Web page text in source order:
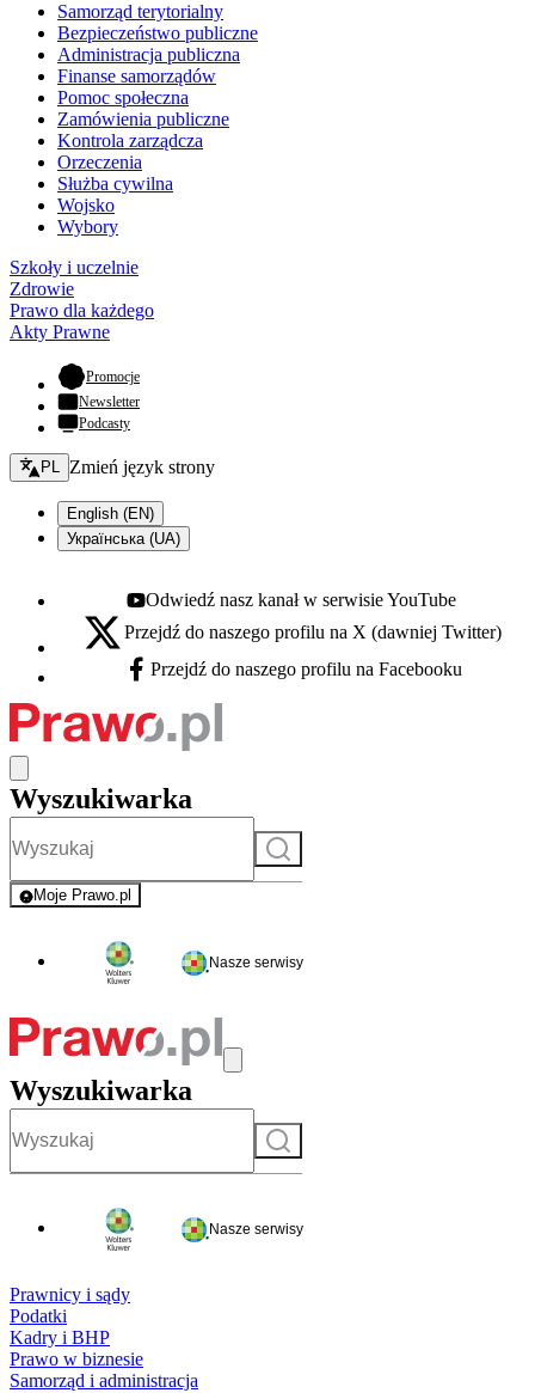
Samorząd terytorialny
Bezpieczeństwo publiczne
Administracja publiczna
Finanse samorządów
Pomoc społeczna
Zamówienia publiczne
Kontrola zarządcza
Orzeczenia
Służba cywilna
Wojsko
Wybory
Szkoły i uczelnie
Zdrowie
Prawo dla każdego
Akty Prawne
Promocje- otwiera się w nowej karcie
Newsletter
Podcasty
Zmień język - bieżący:
PL Zmień język strony
English (EN)
Українська (UA)
Youtube - otwiera się w nowej karcie
Odwiedź nasz kanał w serwisie YouTube
X - otwiera się w nowej karcie
Przejdź do naszego profilu na X (dawniej Twitter)
Facebook - otwiera się w nowej karcie
Przejdź do naszego profilu na Facebooku
Wyszukiwarka
Szukaj
Moje Prawo.pl
- rejestracja i logowanie do serwisu
Nasze serwisy
Wyszukiwarka
Szukaj
Nasze serwisy
Prawnicy i sądy
Podatki
Kadry i BHP
Prawo w biznesie
Samorząd i administracja